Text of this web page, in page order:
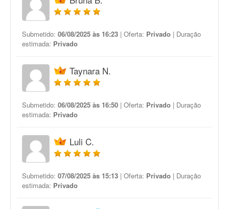
Submetido: 06/08/2025 às 16:23 | Oferta: Privado | Duração
estimada: Privado
Taynara N.
Submetido: 06/08/2025 às 16:50 | Oferta: Privado | Duração
estimada: Privado
Luli C.
Submetido: 07/08/2025 às 15:13 | Oferta: Privado | Duração
estimada: Privado